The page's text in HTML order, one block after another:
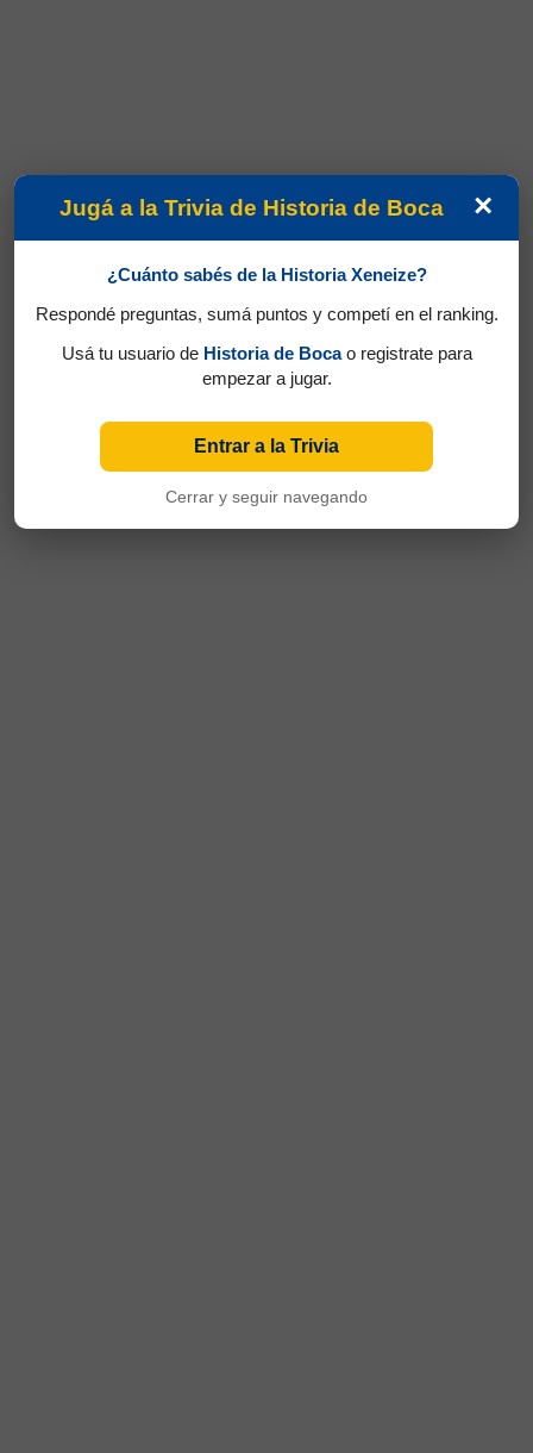
×
Jugá a la Trivia de Historia de Boca
¿Cuánto sabés de la Historia Xeneize?
Respondé preguntas, sumá puntos y competí en el ranking.
Usá tu usuario de Historia de Bocao registrate para
empezar a jugar.
Entrar a la Trivia
Cerrar y seguir navegando